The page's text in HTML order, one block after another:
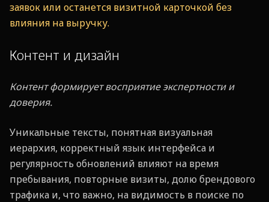
заявок или останется визитной карточкой без
влияния на выручку.
Контент и дизайн
Контент формирует восприятие экспертности и
доверия.
Уникальные тексты, понятная визуальная
иерархия, корректный язык интерфейса и
регулярность обновлений влияют на время
пребывания, повторные визиты, долю брендового
трафика и, что важно, на видимость в поиске по